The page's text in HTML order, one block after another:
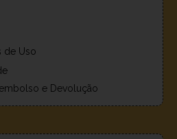
de Uso
e Devolução